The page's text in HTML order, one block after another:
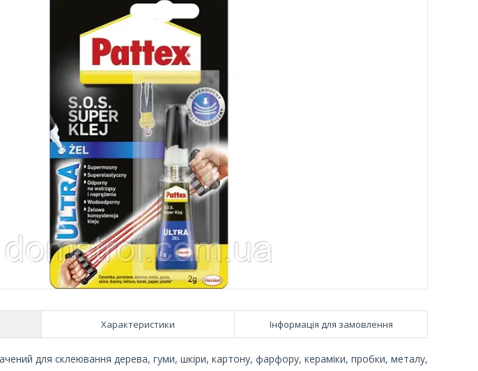
Характеристики Інформація для замовлення
для склеювання дерева, гуми, шкіри, картону, фарфору, кераміки, пробки, металу,